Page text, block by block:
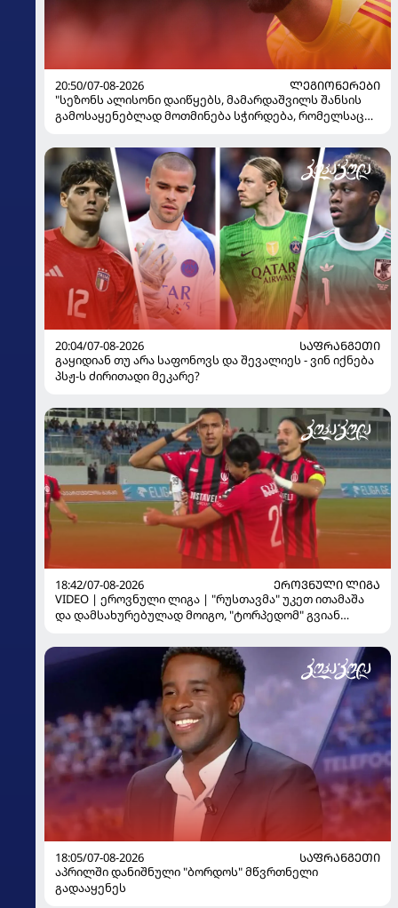
20:50/07-08-2026
ᲚᲔᲒᲘᲝᲜᲔᲠᲔᲑᲘ
"სეზონს ალისონი დაიწყებს, მამარდაშვილს შანსის
გამოსაყენებლად მოთმინება სჭირდება, რომელსაც
ყოფილმა მეკარემ
20:04/07-08-2026
ᲡᲐᲤᲠᲐᲜᲒᲔᲗᲘ
გაყიდიან თუ არა საფონოვს და შევალიეს - ვინ იქნება
პსჟ-ს ძირითადი მეკარე?
18:42/07-08-2026
ᲔᲠᲝᲕᲜᲣᲚᲘ ᲚᲘᲒᲐ
VIDEO | ეროვნული ლიგა | "რუსთავმა" უკეთ ითამაშა
და დამსახურებულად მოიგო, "ტორპედომ" გვიან
18:05/07-08-2026
ᲡᲐᲤᲠᲐᲜᲒᲔᲗᲘ
აპრილში დანიშნული "ბორდოს" მწვრთნელი
გადააყენეს